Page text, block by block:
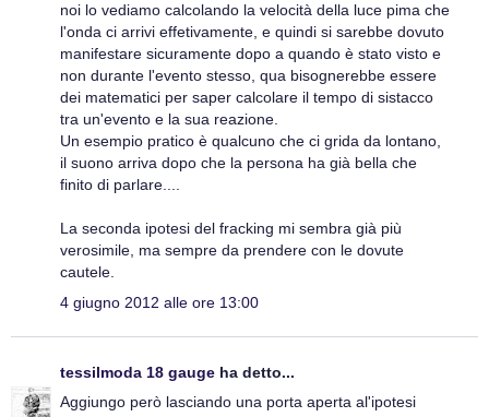
noi lo vediamo calcolando la velocità della luce pima che
l'onda ci arrivi effetivamente, e quindi si sarebbe dovuto
manifestare sicuramente dopo a quando è stato visto e
non durante l'evento stesso, qua bisognerebbe essere
dei matematici per saper calcolare il tempo di sistacco
tra un'evento e la sua reazione.
Un esempio pratico è qualcuno che ci grida da lontano,
il suono arriva dopo che la persona ha già bella che
finito di parlare....
La seconda ipotesi del fracking mi sembra già più
verosimile, ma sempre da prendere con le dovute
cautele.
4 giugno 2012 alle ore 13:00
tessilmoda 18 gauge ha detto...
Aggiungo però lasciando una porta aperta al'ipotesi